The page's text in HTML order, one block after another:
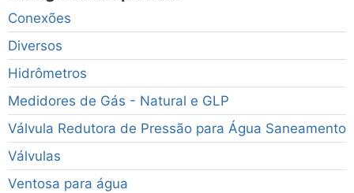
Conexões
Diversos
Hidrômetros
Medidores de Gás - Natural e GLP
Válvula Redutora de Pressão para Água Saneamento
Válvulas
Ventosa para água